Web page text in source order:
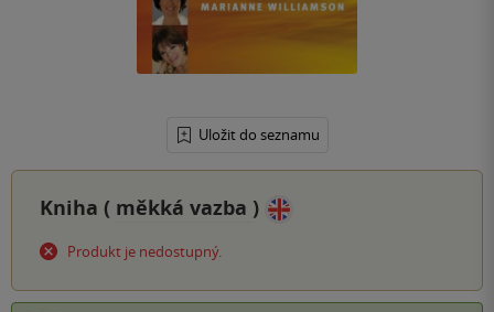
Uložit do seznamu
Kniha ( měkká vazba )
Produkt je nedostupný.